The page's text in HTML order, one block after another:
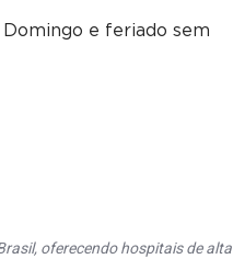
Domingo e feriado sem
oferecendo hospitais de alta